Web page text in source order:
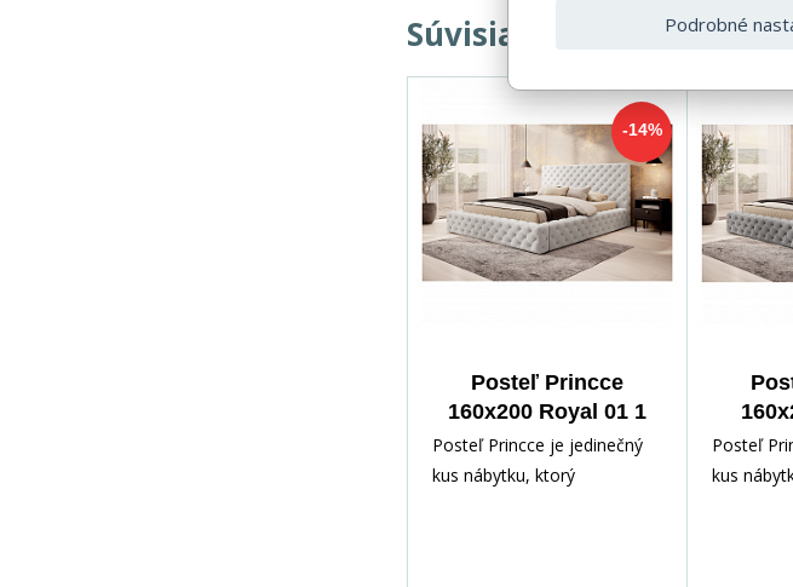
Súvisiace produkty
-14%
Posteľ Princce
160x200 Royal 01 1
Posteľ Princce je jedinečný
kus nábytku, ktorý
Posteľ
kus
Podrobné